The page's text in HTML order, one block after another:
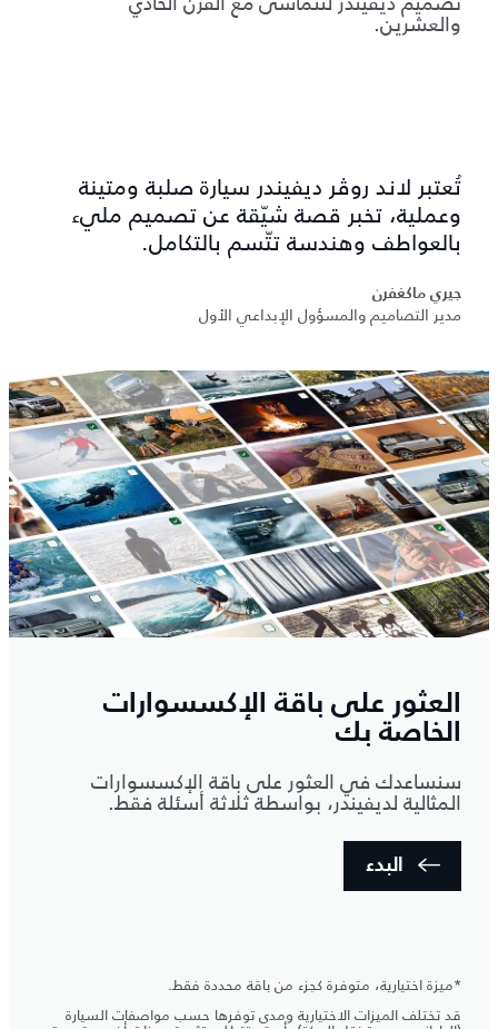
والعشرين.
تُعتبر لاند روڤر ديفيندر سيارة صلبة ومتينة
وعملية، تخبر قصة شيّقة عن تصميم مليء
بالعواطف وهندسة تتّسم بالتكامل.
جيري ماكغفرن
مدير التصاميم والمسؤول الإبداعي الأول
العثور على باقة الإكسسوارات
الخاصة بك
سنساعدك في العثور على باقة الإكسسوارات
المثالية لديفيندر، بواسطة ثلاثة أسئلة فقط.
البدء
*ميزة اختيارية، متوفرة كجزء من باقة محددة فقط.
قد تختلف الميزات الاختيارية ومدى توفرها حسب مواصفات السيارة